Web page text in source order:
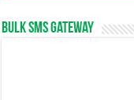
Bulk SMS Gateway